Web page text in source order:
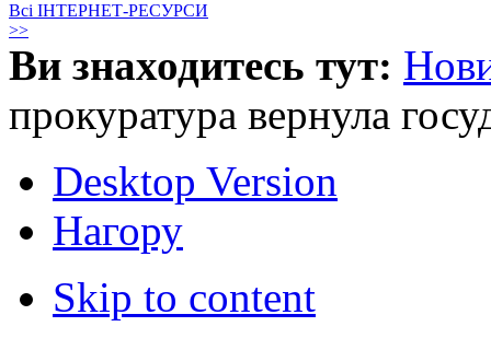
Всі ІНТЕРНЕТ-РЕСУРСИ
>>
Ви знаходитесь тут:
прокуратура вернула
Desktop Version
Нагору
Skip to content